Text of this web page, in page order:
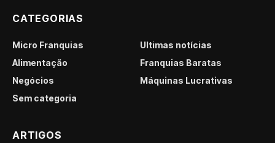
CATEGORIAS
Micro Franquias
Últimas notícias
Alimentação
Franquias Baratas
Negócios
Máquinas Lucrativas
Sem categoria
ARTIGOS